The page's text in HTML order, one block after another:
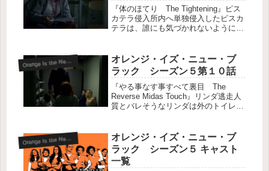
『体のほてり The Tightening』ピス
カテラ侵入所内へ単独侵入したピスカ
テラは、誰にも気づかれないように、
時に備えワナを仕掛け中のフローレス
を攫う。その後、クスリ...
Orange Is the New Black-S5
オレンジ・イズ・ニュー・ブ
ラック シーズン５第１０話
『やる事なす事すべて裏目 The
Reverse Midas Touch』リンダ逃走人
質とバレそうなリンダは外のトイレに
監禁を解いてあげるが顔を見たとたん
殴られてしまう。親...
Orange Is the New Black-S5
オレンジ・イズ・ニュー・ブ
ラック シーズン５ キャスト
一覧